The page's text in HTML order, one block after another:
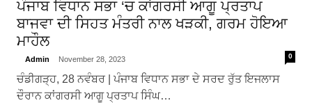
ਪੰਜਾਬ ਵਿਧਾਨ ਸਭਾ ‘ਚ ਕਾਂਗਰਸੀ ਆਗੂ ਪ੍ਰਤਾਪ
ਬਾਜਵਾ ਦੀ ਸਿਹਤ ਮੰਤਰੀ ਨਾਲ ਖੜਕੀ, ਗਰਮ ਹੋਇਆ
ਮਾਹੌਲ
Admin November 28, 2023 0
ਚੰਡੀਗੜ੍ਹ, 28 ਨਵੰਬਰ | ਪੰਜਾਬ ਵਿਧਾਨ ਸਭਾ ਦੇ ਸਰਦ ਰੁੱਤ ਇਜਲਾਸ
ਦੌਰਾਨ ਕਾਂਗਰਸੀ ਆਗੂ ਪ੍ਰਤਾਪ ਸਿੰਘ…